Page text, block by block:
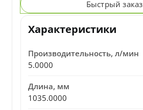
Быстрый заказ
Характеристики
Производительность, л/мин
5.0000
Длина, мм
1035.0000